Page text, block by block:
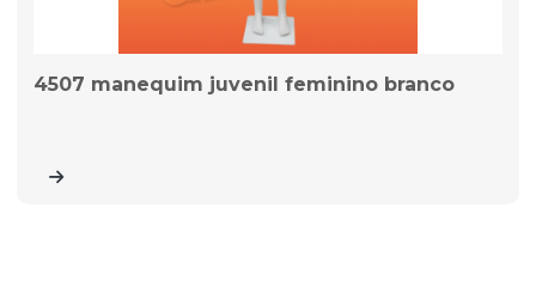
4507 manequim juvenil feminino branco